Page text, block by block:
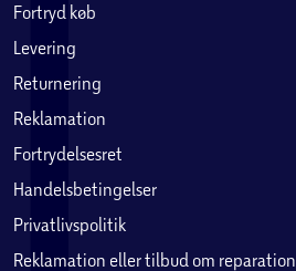
Fortryd køb
Levering
Returnering
Reklamation
Fortrydelsesret
Handelsbetingelser
Privatlivspolitik
Reklamation eller tilbud om reparation